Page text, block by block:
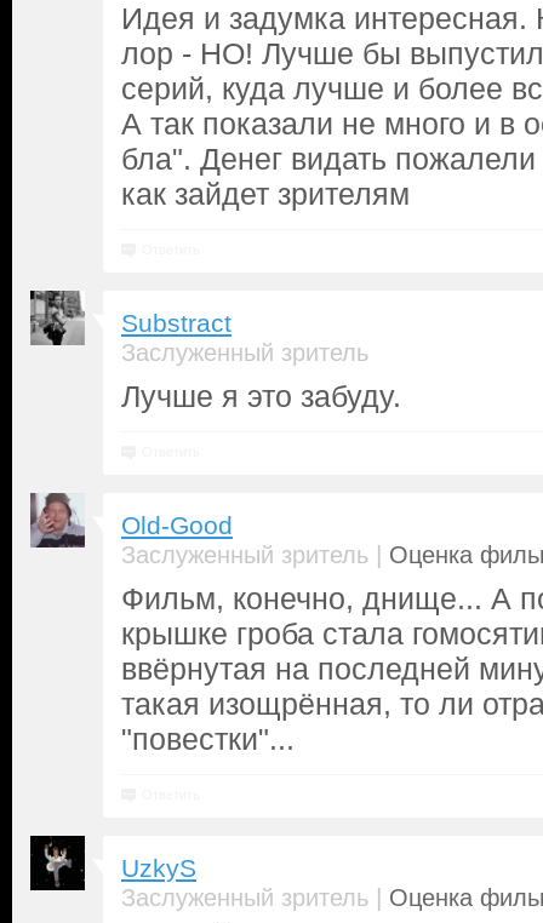
Идея и задумка
лор - НО! Лучше бы
серий, куда лучше и более
А так показали не много и в
бла". Денег видать
как зайдет зрителям
Substract
Заслуженный зритель
Лучше я это забуду.
Old-Good
Заслуженный зритель | Оценка
Фильм, конечно, днище... А
крышке гроба стала
ввёрнутая на последней
такая изощрённая, то ли
"повестки"...
UzkyS
Заслуженный зритель | Оценка